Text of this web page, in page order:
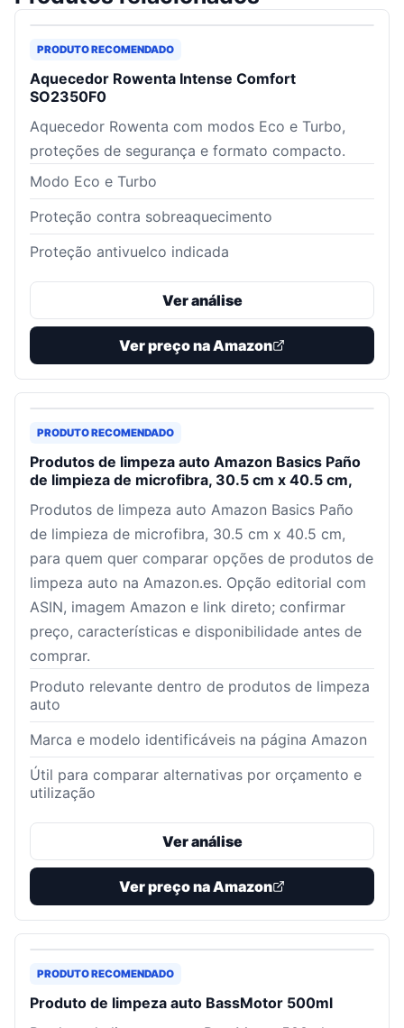
PRODUTO RECOMENDADO
Aquecedor Rowenta Intense Comfort
SO2350F0
Aquecedor Rowenta com modos Eco e Turbo,
proteções de segurança e formato compacto.
Modo Eco e Turbo
Proteção contra sobreaquecimento
Proteção antivuelco indicada
Ver análise
Ver preço na Amazon
PRODUTO RECOMENDADO
Produtos de limpeza auto Amazon Basics Paño
de limpieza de microfibra, 30.5 cm x 40.5 cm,
Produtos de limpeza auto Amazon Basics Paño
de limpieza de microfibra, 30.5 cm x 40.5 cm,
para quem quer comparar opções de produtos de
limpeza auto na Amazon.es. Opção editorial com
ASIN, imagem Amazon e link direto; confirmar
preço, características e disponibilidade antes de
comprar.
Produto relevante dentro de produtos de limpeza
auto
Marca e modelo identificáveis na página Amazon
Útil para comparar alternativas por orçamento e
utilização
Ver análise
Ver preço na Amazon
PRODUTO RECOMENDADO
Produto de limpeza auto BassMotor 500ml